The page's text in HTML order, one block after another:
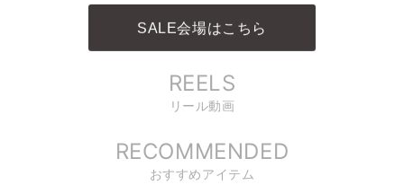
INSTAGRAM
商品に関連したINSTAGRAM投稿
REELS
リール動画
RECOMMENDED
おすすめアイテム
SALE会場はこちら